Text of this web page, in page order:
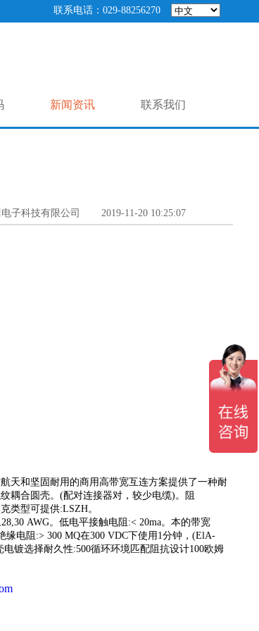
联系电话：029-88256270
联系我们
新闻资讯
子科技有限公司 2019-11-20 10:25:07
天和坚固耐用的商用高带宽互连方案提供了一种耐
耦合圆壳。(配对连接器对，较少电缆)。阻
类型可提供:LSZH。
AWG。低电平接触电阻:< 20ma。本的带宽
缘电阻:> 300 MQ在300 VDC下使用1分钟，(ElA-
镀选择耐久性:500循环环境匹配阻抗设计100欧姆